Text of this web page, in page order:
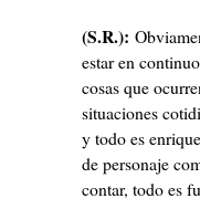
(S.R.):
estar en
cosas que
situaciones
y todo es
de personaje
contar, todo es